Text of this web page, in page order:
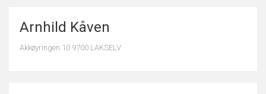
Arnhild Kåven
Akkøyringen 10 9700 LAKSELV